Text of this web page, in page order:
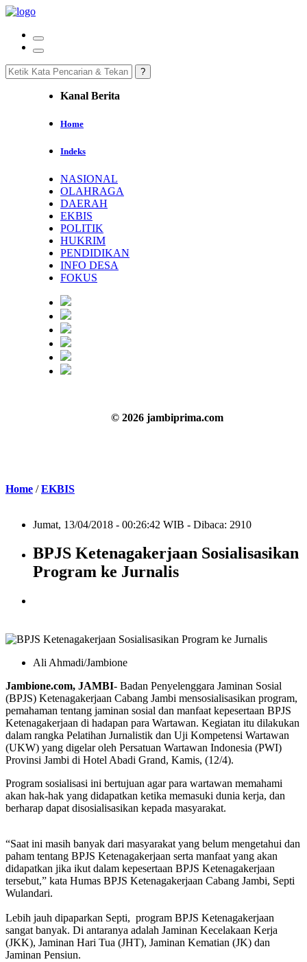
Kanal Berita
Home
Indeks
NASIONAL
OLAHRAGA
DAERAH
EKBIS
POLITIK
HUKRIM
PENDIDIKAN
INFO DESA
FOKUS
© 2026 jambiprima.com
Home /EKBIS
Jumat, 13/04/2018 - 00:26:42 WIB - Dibaca: 2910
BPJS Ketenagakerjaan Sosialisasikan
Program ke Jurnalis
Ali Ahmadi/Jambione
Jambione.com, JAMBI- Badan Penyelenggara Jaminan Sosial
(BPJS) Ketenagakerjaan Cabang Jambi mensosialisasikan program,
pemahaman tentang jaminan sosial dan manfaat kepesertaan BPJS
Ketenagakerjaan di hadapan para Wartawan. Kegiatan itu dilakukan
dalam rangka Pelatihan Jurnalistik dan Uji Kompetensi Wartawan
(UKW) yang digelar oleh Persatuan Wartawan Indonesia (PWI)
Provinsi Jambi di Hotel Abadi Grand, Kamis, (12/4).
Program sosialisasi ini bertujuan agar para wartawan memahami
akan hak-hak yang didapatkan ketika memasuki dunia kerja, dan
berharap dapat disosialisasikan kepada masyarakat.
“Saat ini masih banyak dari masyarakat yang belum mengetahui dan
paham tentang BPJS Ketenagakerjaan serta manfaat yang akan
didapatkan jika ikut dalam kepesertaan BPJS Ketenagakerjaan
tersebut,” kata Humas BPJS Ketenagakerjaan Cabang Jambi, Septi
Wulandari.
Lebih jauh dipaparkan Septi, program BPJS Ketenagakerjaan
sangat banyak. Di antaranya adalah Jaminan Kecelakaan Kerja
(JKK), Jaminan Hari Tua (JHT), Jaminan Kematian (JK) dan
Jaminan Pensiun.